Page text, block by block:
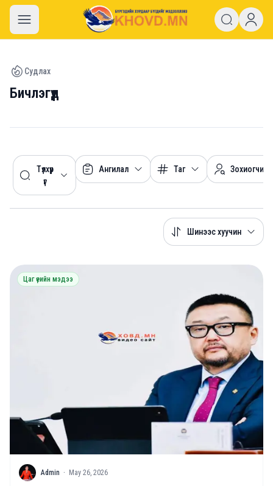
khovd.mn
Судлах
Бичлэгүүд
Түлхүүр
үг
Ангилал Таг Зохиогчид
Шинээс хуучин
Цаг үеийн мэдээ
A Admin · May 26, 2026